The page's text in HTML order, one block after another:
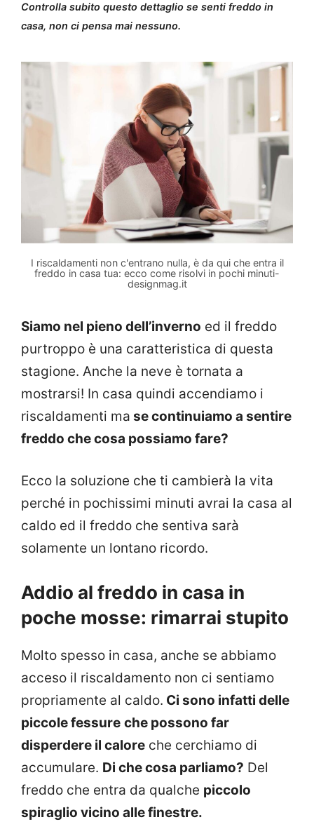
Controlla subito questo dettaglio se senti freddo in
casa, non ci pensa mai nessuno.
I riscaldamenti non c'entrano nulla, è da qui che entra il
freddo in casa tua: ecco come risolvi in pochi minuti-
designmag.it
Siamo nel pieno dell’inverno ed il freddo
purtroppo è una caratteristica di questa
stagione. Anche la neve è tornata a
mostrarsi! In casa quindi accendiamo i
riscaldamenti ma se continuiamo a sentire
freddo che cosa possiamo fare?
Ecco la soluzione che ti cambierà la vita
perché in pochissimi minuti avrai la casa al
caldo ed il freddo che sentiva sarà
solamente un lontano ricordo.
Addio al freddo in casa in
poche mosse: rimarrai stupito
Molto spesso in casa, anche se abbiamo
acceso il riscaldamento non ci sentiamo
propriamente al caldo. Ci sono infatti delle
piccole fessure che possono far
disperdere il calore che cerchiamo di
accumulare. Di che cosa parliamo? Del
freddo che entra da qualche piccolo
spiraglio vicino alle finestre.